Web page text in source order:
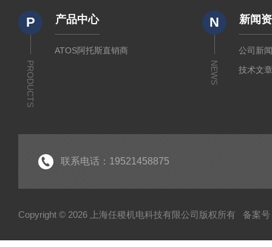
P
PRODUCTS
产品中心
ATOS阿托斯直销商
N
NEWS
新闻
公司新
技术文
联系电话：19521458875
Copyright © 2026 上海任稷机电科技有限公司版权所有 备案号